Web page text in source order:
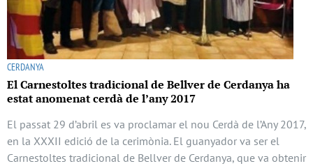
CERDANYA
El Carnestoltes tradicional de Bellver de Cerdanya ha
estat anomenat cerdà de l’any 2017
El passat 29 d’abril es va proclamar el nou Cerdà de l’Any 2017,
en la XXXII edició de la cerimònia. El guanyador va ser el
Carnestoltes tradicional de Bellver de Cerdanya, que va obtenir